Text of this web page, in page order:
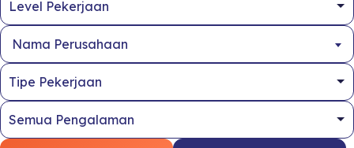
Nama Perusahaan